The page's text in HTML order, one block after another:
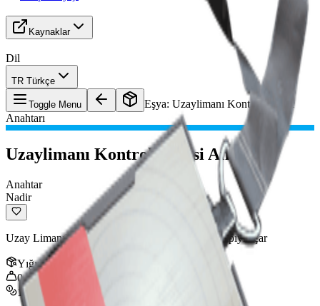
Kaynaklar
Dil
TR Türkçe
Toggle Menu Eşya: Uzaylimanı Kontrol Kulesi
Anahtarı
Uzaylimanı Kontrol Kulesi Anahtarı
Anahtar
Nadir
Uzay Limanı'ndaki Kontrol Kulesi A6'daki bir kapıyı açar
Yığın:1
0.25kg
100